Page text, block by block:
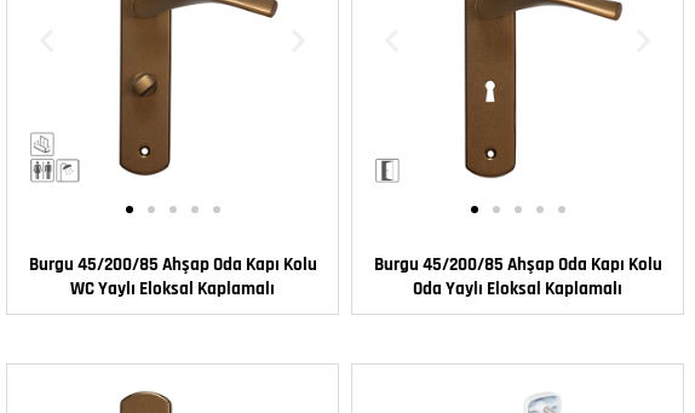
Burgu 45/200/85 Ahşap Oda Kapı Kolu
WC Yaylı Eloksal Kaplamalı
Burgu 45/200/85 Ahşap Oda Kapı Kolu
Oda Yaylı Eloksal Kaplamalı